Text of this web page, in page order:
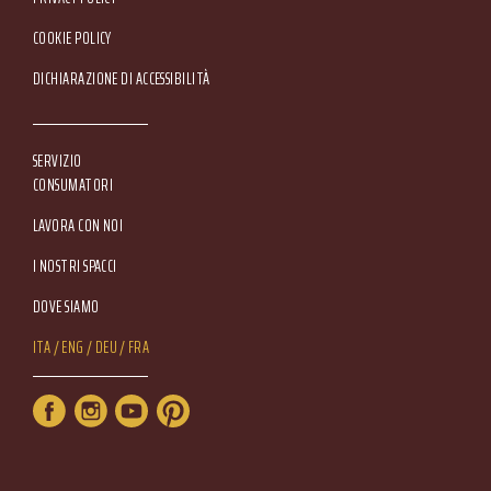
COOKIE POLICY
DICHIARAZIONE DI ACCESSIBILITÀ
SERVIZIO
CONSUMATORI
LAVORA CON NOI
I NOSTRI SPACCI
DOVE SIAMO
Lang Menu
ITA ENG DEU FRA
Service Menu